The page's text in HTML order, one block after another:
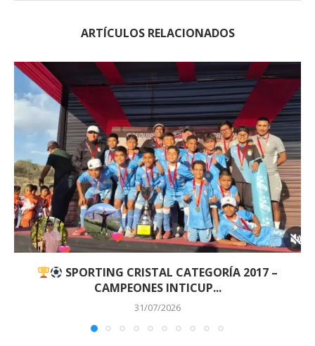
ARTÍCULOS RELACIONADOS
SPORTING CRISTAL CATEGORÍA 2017 –
CAMPEONES INTICUP...
31/07/2026